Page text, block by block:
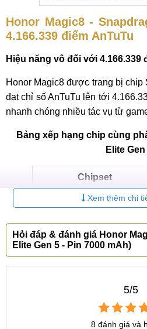
Honor Magic8 -
4.166.339 điểm AnTuTu
Hiệu năng vô đối với 4.166.339
Honor Magic8 được trang bị chip
đạt chỉ số AnTuTu lên tới
nhanh chóng nhiều tác vụ từ
Bảng xếp hạng chip cùng
Elite Gen
Chipset
Dimensity 9500
Snapdragon 8 Elite Gen
Dimensity 9400 Plus
Con chip này sử dụng tiến trình
Xem thêm chi
Hỏi đáp & đánh giá Honor
Elite Gen 5 - Pin 7000 mAh)
5/5
8 đánh giá và